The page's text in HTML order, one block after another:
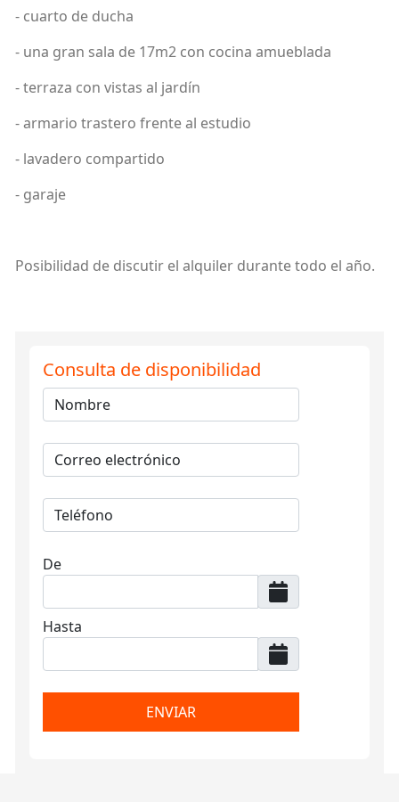
- cuarto de ducha
- una gran sala de 17m2 con cocina amueblada
- terraza con vistas al jardín
- armario trastero frente al estudio
- lavadero compartido
- garaje
Posibilidad de discutir el alquiler durante todo el año.
Consulta de disponibilidad
De
Hasta
ENVIAR